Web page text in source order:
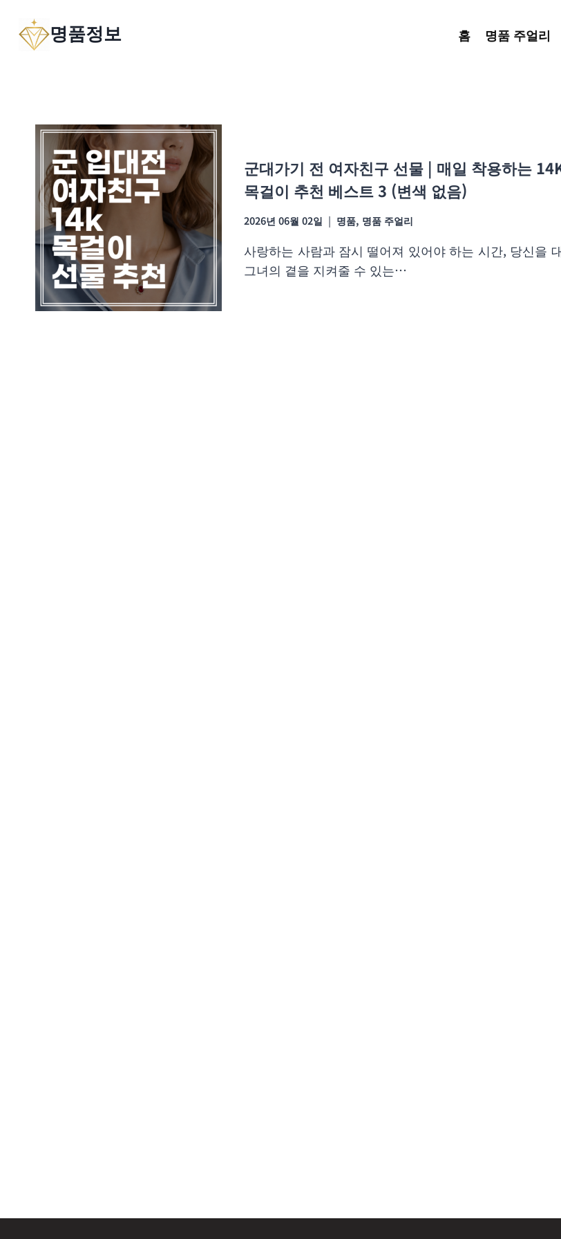
content
명품정보 홈 명품 주얼리
군대가기 전 여자친구 선물 | 매일 착용하는
목걸이 추천 베스트 3 (변색 없음)
2026년 06월 02일 명품, 명품 주얼리
사랑하는 사람과 잠시 떨어져 있어야 하는 시간, 당신을
그녀의 곁을 지켜줄 수 있는…